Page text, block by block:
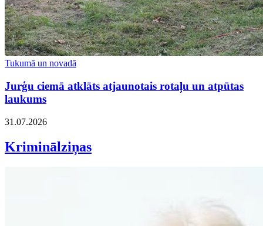
Tukumā un novadā
Jurģu ciemā atklāts atjaunotais rotaļu un atpūtas
laukums
31.07.2026
Kriminālziņas